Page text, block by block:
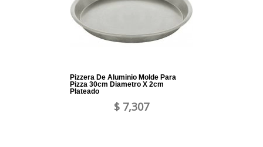
Pizzera De Aluminio Molde Para
Pizza 30cm Diametro X 2cm
Plateado
$ 7,307